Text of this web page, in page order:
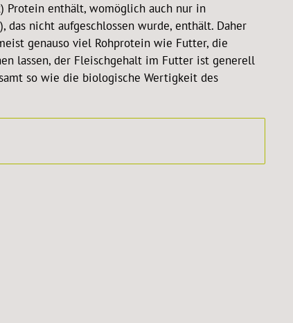
Protein enthält, womöglich auch nur in
nicht aufgeschlossen wurde, enthält. Daher
genauso viel Rohprotein wie Futter, die
lassen, der Fleischgehalt im Futter ist generell
so wie die biologische Wertigkeit des